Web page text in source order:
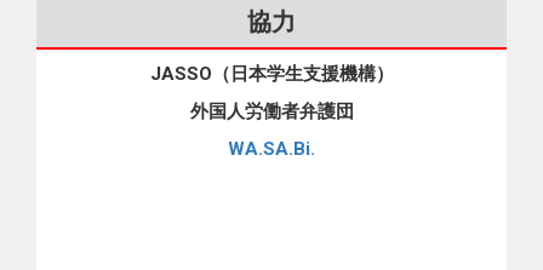
りません。日本の会社は規律に厳しく、昼間から酒を飲んで
ベトナムと日本の昼食文化も大きく異なります。 ベトナムで
は、オフィス近くの飲食店で昼食をとり、その後コーヒーを
一人で昼食をとらない」という原則を尊重する多くの人々を
協力
JASSO（日本学生支援機構）
外国人労働者弁護団
WA.SA.Bi.